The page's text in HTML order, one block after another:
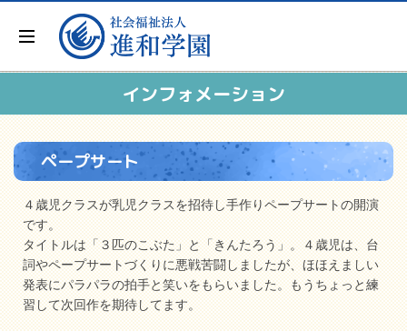
インフォメーション
ペープサート
４歳児クラスが乳児クラスを招待し手作りペープサートの開演
です。
タイトルは「３匹のこぶた」と「きんたろう」。４歳児は、台
詞やペープサートづくりに悪戦苦闘しましたが、ほほえましい
発表にパラパラの拍手と笑いをもらいました。もうちょっと練
習して次回作を期待してます。